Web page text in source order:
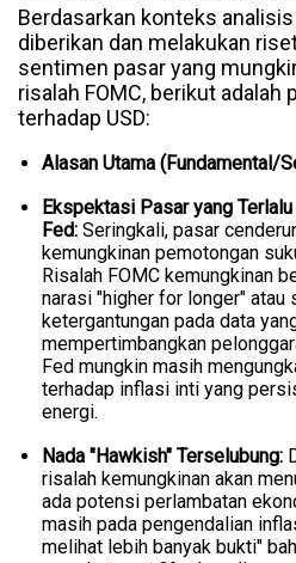
Berdasarkan konteks
diberikan dan melakukan
sentimen pasar yang
risalah FOMC, berikut adalah
terhadap USD:
Alasan Utama (Fundamental/
Ekspektasi Pasar yang
Fed: Seringkali, pasar
kemungkinan pemotongan
Risalah FOMC kemungkinan
narasi "higher for longer" atau
ketergantungan pada data
mempertimbangkan
Fed mungkin masih
terhadap inflasi inti yang
energi.
Nada "Hawkish" Terselubung:
risalah kemungkinan akan
ada potensi perlambatan
masih pada pengendalian
melihat lebih banyak bukti"